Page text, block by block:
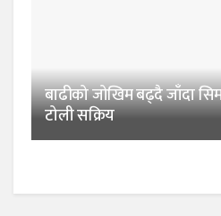
बाढीको जोखिम बढ्दै जाँदा
टोली सक्रिय